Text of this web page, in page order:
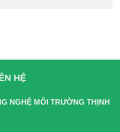
HỆ
NGHỆ MÔI TRƯỜNG THỊNH